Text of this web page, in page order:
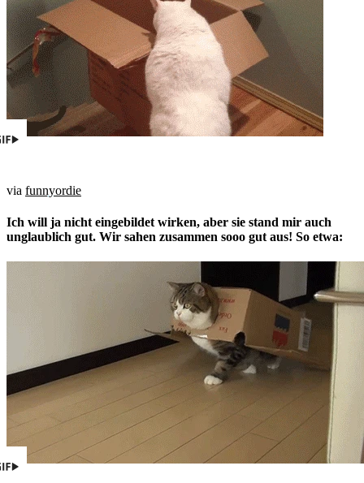
via funnyordie
Ich will ja nicht eingebildet wirken, aber sie stand mir auch
unglaublich gut. Wir sahen zusammen sooo gut aus! So etwa: